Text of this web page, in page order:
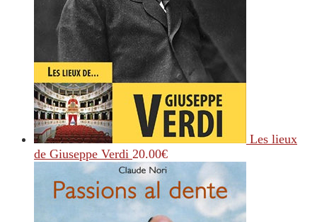
Les lieux
de Giuseppe Verdi 20.00€